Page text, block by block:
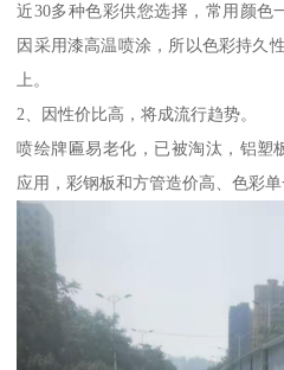
近30多种色彩供您选择，常用颜色
因采用漆高温喷涂，所以色彩持久
上。
2、因性价比高，将成流行趋势。
喷绘牌匾易老化，已被淘汰，铝塑
应用，彩钢板和方管造价高、色彩